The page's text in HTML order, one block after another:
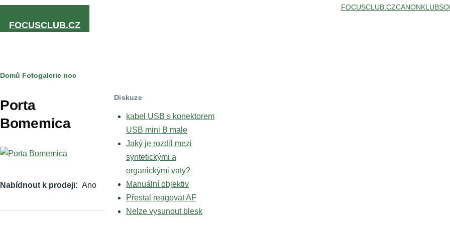
Přejít k hlavnímu obsahu
FOCUSCLUB.CZ
FOCUSCLUB.CZCANONKLUB
Drobečková
Domů Fotogalerie noc
Porta
Bomemica
Nabídnout k prodeji Ano
Diskuze
kabel USB s konektorem
USB mini B male
Jaký je rozdíl mezi
syntetickými a
organickými vaty?
Manuální objektiv
Přestal reagovat AF
Nelze vysunout blesk